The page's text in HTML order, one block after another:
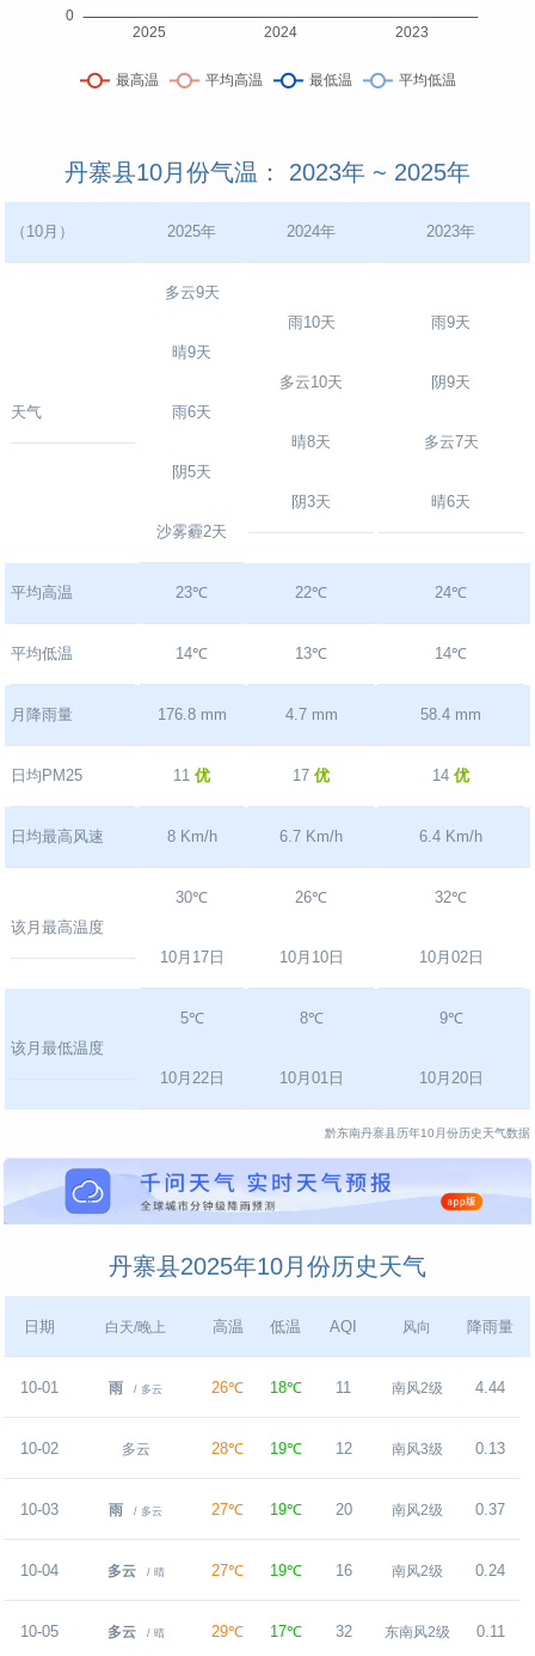
丹寨县10月份气温： 2023年 ~ 2025年
（10月） 2025年 2024年 2023年
天气
多云9天
晴9天
雨6天
阴5天
沙雾霾2天
雨10天
多云10天
晴8天
阴3天
雨9天
阴9天
多云7天
晴6天
平均高温 23℃ 22℃ 24℃
平均低温 14℃ 13℃ 14℃
月降雨量 176.8 mm 4.7 mm 58.4 mm
日均PM25 11优 17优 14优
日均最高风速 8 Km/h 6.7 Km/h 6.4 Km/h
该月最高温度
30℃
10月17日
26℃
10月10日
32℃
10月02日
该月最低温度
5℃
10月22日
8℃
10月01日
9℃
10月20日
黔东南丹寨县历年10月份历史天气数据
丹寨县2025年10月份历史天气
日期 白天/晚上 高温 低温 AQI 风向 降雨量
10-01 雨 / 多云 26℃ 18℃ 11 南风2级 4.44
10-02 多云 28℃ 19℃ 12 南风3级 0.13
10-03 雨 / 多云 27℃ 19℃ 20 南风2级 0.37
10-04 多云 / 晴 27℃ 19℃ 16 南风2级 0.24
10-05 多云 / 晴 29℃ 17℃ 32 东南风2级 0.11